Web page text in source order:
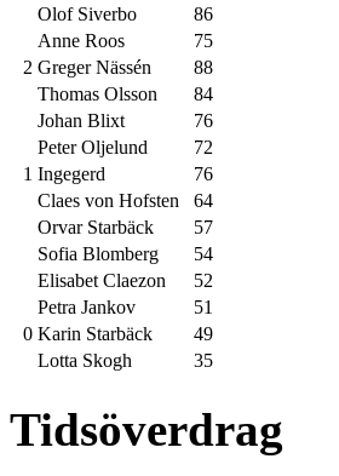
Olof Siverbo
86
Anne Roos
75
2 Greger Nässén
88
Thomas Olsson
84
Johan Blixt
76
Peter Oljelund
72
1 Ingegerd
76
Claes von Hofsten
64
Orvar Starbäck
57
Sofia Blomberg
54
Elisabet Claezon
52
Petra Jankov
51
0 Karin Starbäck
49
Lotta Skogh
35
Tidsöverdrag